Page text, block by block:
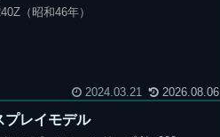
（昭和46年）
2024.03.21 2026.08.06
プレイモデル